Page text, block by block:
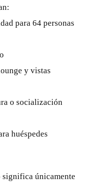
para 64 personas
y vistas
o socialización
huéspedes
significa únicamente